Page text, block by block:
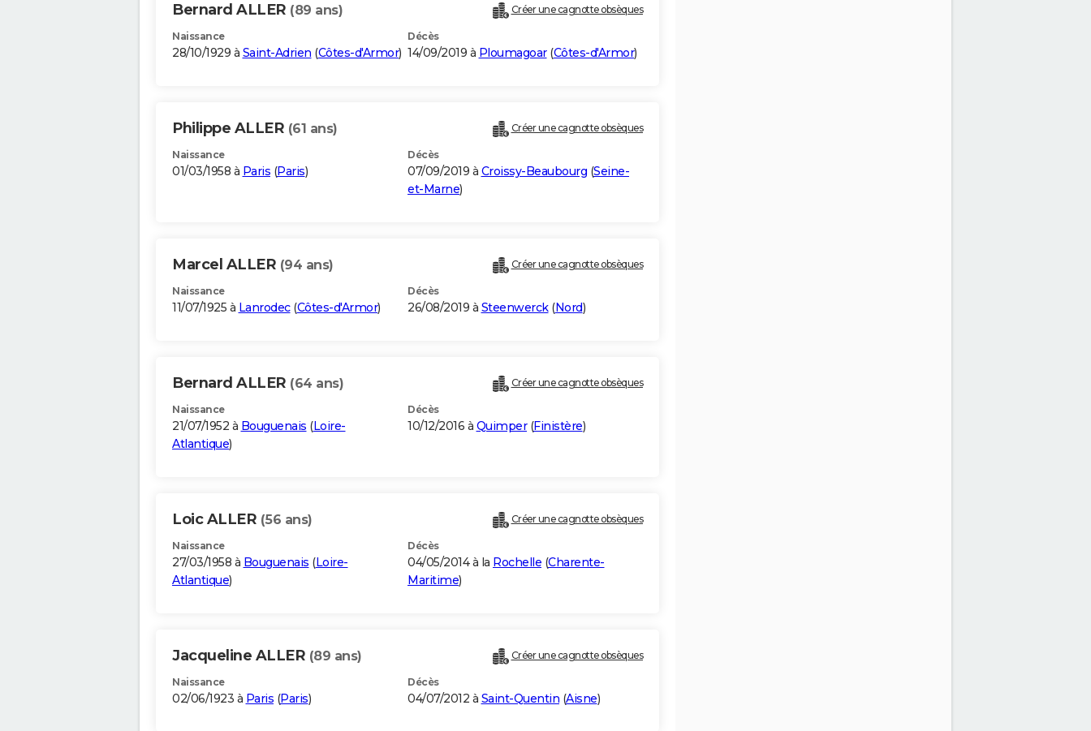
Bernard ALLER (89 ans) Créer une cagnotte obsèques
Naissance
28/10/1929 à Saint-Adrien (Côtes-d'Armor)
Décès
14/09/2019 à Ploumagoar(Côtes-d'Armor)
Philippe ALLER (61 ans) Créer une cagnotte obsèques
Naissance
01/03/1958 à Paris (Paris)
Décès
07/09/2019 à Croissy-Beaubourg (Seine-
et-Marne)
Marcel ALLER (94 ans) Créer une cagnotte obsèques
Naissance
11/07/1925 à Lanrodec(Côtes-d'Armor)
Décès
26/08/2019 à Steenwerck(Nord)
Bernard ALLER (64 ans) Créer une cagnotte obsèques
Naissance
21/07/1952 à Bouguenais (Loire-
Atlantique)
Décès
10/12/2016 à Quimper(Finistère)
Loic ALLER (56 ans) Créer une cagnotte obsèques
Naissance
27/03/1958 à Bouguenais (Loire-
Atlantique)
Décès
04/05/2014 à la Rochelle (Charente-
Maritime)
Jacqueline ALLER (89 ans) Créer une cagnotte obsèques
Naissance
02/06/1923 à Paris (Paris)
Décès
04/07/2012 à Saint-Quentin (Aisne)